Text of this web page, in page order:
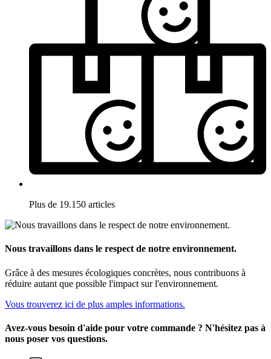
Plus de 19.150 articles
Nous travaillons dans le respect de notre environnement.
Grâce à des mesures écologiques concrètes, nous contribuons à
réduire autant que possible l'impact sur l'environnement.
Vous trouverez ici de plus amples informations.
Avez-vous besoin d'aide pour votre commande ? N'hésitez pas à
nous poser vos questions.